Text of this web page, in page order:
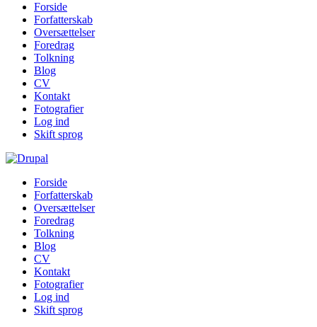
Forside
Forfatterskab
Oversættelser
Foredrag
Tolkning
Blog
CV
Kontakt
Fotografier
Log ind
Skift sprog
Forside
Forfatterskab
Oversættelser
Foredrag
Tolkning
Blog
CV
Kontakt
Fotografier
Log ind
Skift sprog